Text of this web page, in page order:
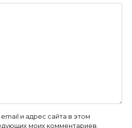
и адрес сайта в этом
моих комментариев.